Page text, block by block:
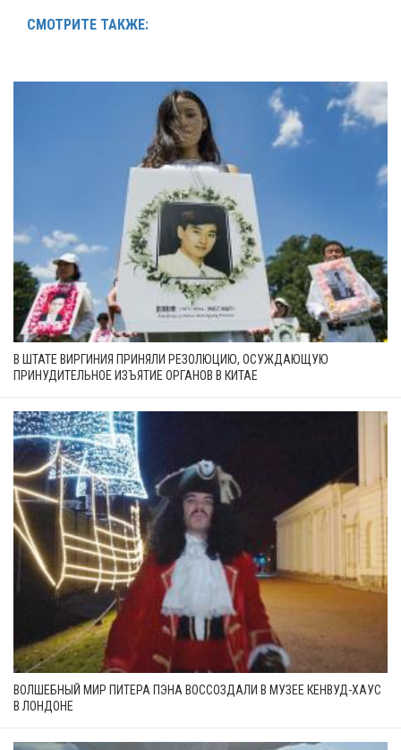
СМОТРИТЕ ТАКЖЕ:
В ШТАТЕ ВИРГИНИЯ ПРИНЯЛИ РЕЗОЛЮЦИЮ, ОСУЖДАЮЩУЮ
ПРИНУДИТЕЛЬНОЕ ИЗЪЯТИЕ ОРГАНОВ В КИТАЕ
ВОЛШЕБНЫЙ МИР ПИТЕРА ПЭНА ВОССОЗДАЛИ В МУЗЕЕ КЕНВУД-ХАУС
В ЛОНДОНЕ